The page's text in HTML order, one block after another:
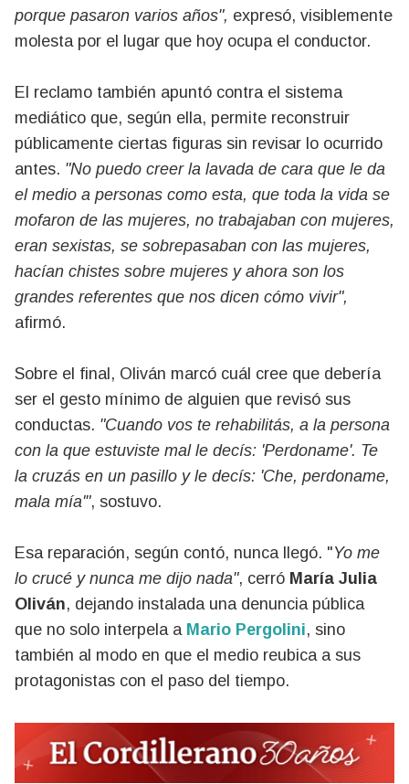
porque pasaron varios años", expresó, visiblemente
molesta por el lugar que hoy ocupa el conductor.
El reclamo también apuntó contra el sistema
mediático que, según ella, permite reconstruir
públicamente ciertas figuras sin revisar lo ocurrido
antes. "No puedo creer la lavada de cara que le da
el medio a personas como esta, que toda la vida se
mofaron de las mujeres, no trabajaban con mujeres,
eran sexistas, se sobrepasaban con las mujeres,
hacían chistes sobre mujeres y ahora son los
grandes referentes que nos dicen cómo vivir",
afirmó.
Sobre el final, Oliván marcó cuál cree que debería
ser el gesto mínimo de alguien que revisó sus
conductas. "Cuando vos te rehabilitás, a la persona
con la que estuviste mal le decís: 'Perdoname'. Te
la cruzás en un pasillo y le decís: 'Che, perdoname,
mala mía'", sostuvo.
Esa reparación, según contó, nunca llegó. "Yo me
lo crucé y nunca me dijo nada", cerró María Julia
Oliván, dejando instalada una denuncia pública
que no solo interpela a Mario Pergolini, sino
también al modo en que el medio reubica a sus
protagonistas con el paso del tiempo.